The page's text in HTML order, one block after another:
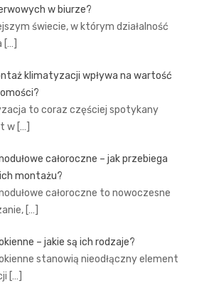
w biurze?
świecie, w którym działalność
[…]
klimatyzacji wpływa na wartość
to coraz częściej spotykany
w […]
całoroczne – jak przebiega
montażu?
całoroczne to nowoczesne
[…]
– jakie są ich rodzaje?
stanowią nieodłączny element
[…]